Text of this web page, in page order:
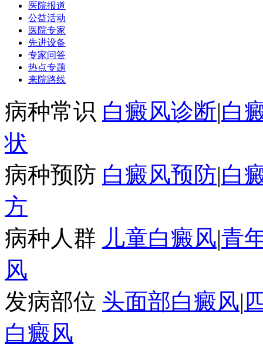
医院报道
公益活动
医院专家
先进设备
专家问答
热点专题
来院路线
病种常识 白癜风诊断|白
状
病种预防 白癜风预防|白
方
病种人群 儿童白癜风|青
风
发病部位 头面部白癜风|
白癜风